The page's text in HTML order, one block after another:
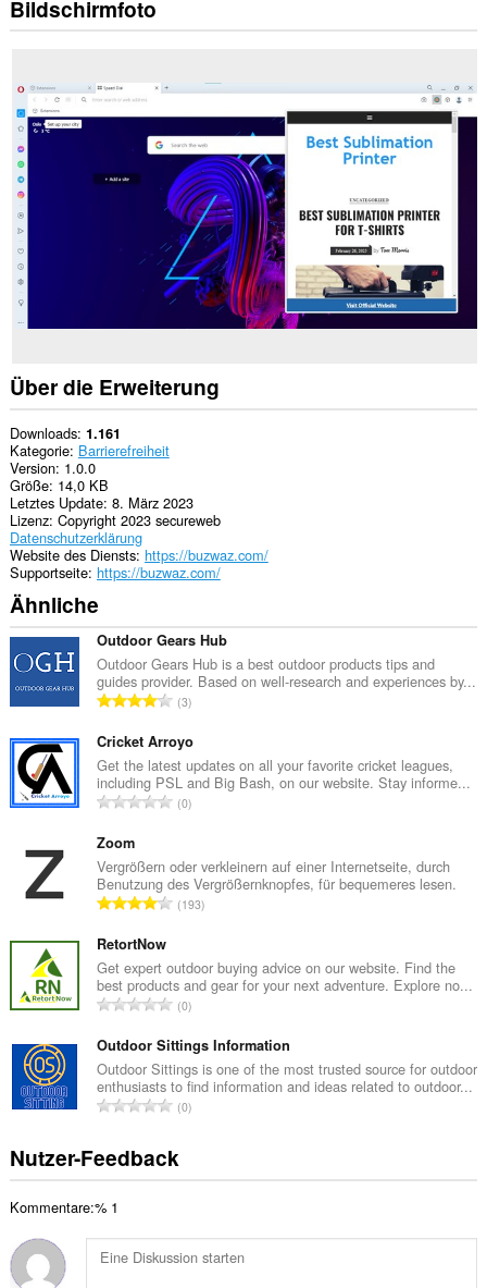
Bildschirmfoto
Über die Erweiterung
Downloads 1.161
Kategorie Barrierefreiheit
Version 1.0.0
Größe 14,0 KB
Letztes Update 8. März 2023
Lizenz Copyright 2023 secureweb
Datenschutzerklärung
Website des Diensts https://buzwaz.com/
Supportseite https://buzwaz.com/
Ähnliche
Outdoor Gears Hub
Outdoor Gears Hub is a best outdoor products tips and
guides provider. Based on well-research and experiences by...
G
s
a
m
t
e
w
e
t
u
n
e
n
:
3
Cricket Arroyo
Get the latest updates on all your favorite cricket leagues,
including PSL and Big Bash, on our website. Stay informe...
G
a
m
t
e
w
e
r
t
u
n
e
n
0
Zoom
Vergrößern oder verkleinern auf einer Internetseite, durch
Benutzung des Vergrößernknopfes, für bequemeres lesen.
G
a
m
t
B
e
w
e
t
u
e
193
RetortNow
Get expert outdoor buying advice on our website. Find the
best products and gear for your next adventure. Explore no...
G
s
a
m
t
B
e
r
t
0
Outdoor Sittings Information
Outdoor Sittings is one of the most trusted source for outdoor
enthusiasts to find information and ideas related to outdoor...
G
s
a
e
B
0
Nutzer-Feedback
Kommentare:% 1